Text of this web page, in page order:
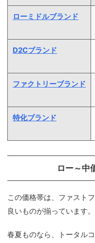
ローミドルブランド
D2Cブランド
ファクトリーブランド
特化ブランド
ロー～中
この価格帯は、ファスト
良いものが揃っています。
春夏ものなら、トータル